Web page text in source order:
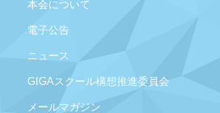
本会について
電子公告
ニュース
GIGAスクール構想推進委員会
メールマガジン